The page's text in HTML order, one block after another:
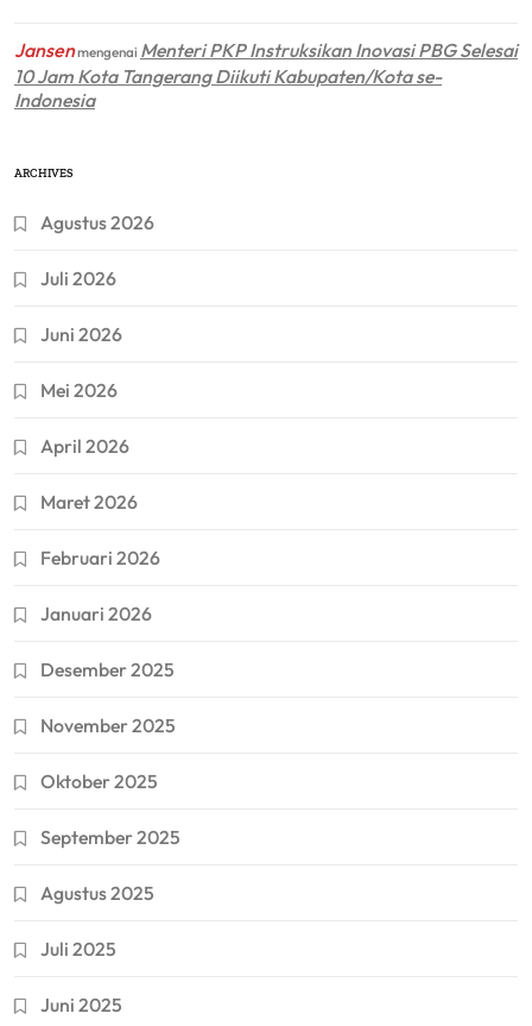
Jansenmengenai Menteri PKP Instruksikan Inovasi PBG Selesai
10 Jam Kota Tangerang Diikuti Kabupaten/Kota se-
Indonesia
ARCHIVES
Agustus 2026
Juli 2026
Juni 2026
Mei 2026
April 2026
Maret 2026
Februari 2026
Januari 2026
Desember 2025
November 2025
Oktober 2025
September 2025
Agustus 2025
Juli 2025
Juni 2025